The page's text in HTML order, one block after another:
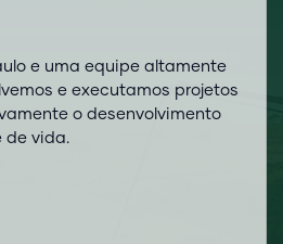
e uma equipe altamente
e executamos projetos
o desenvolvimento
de vida.